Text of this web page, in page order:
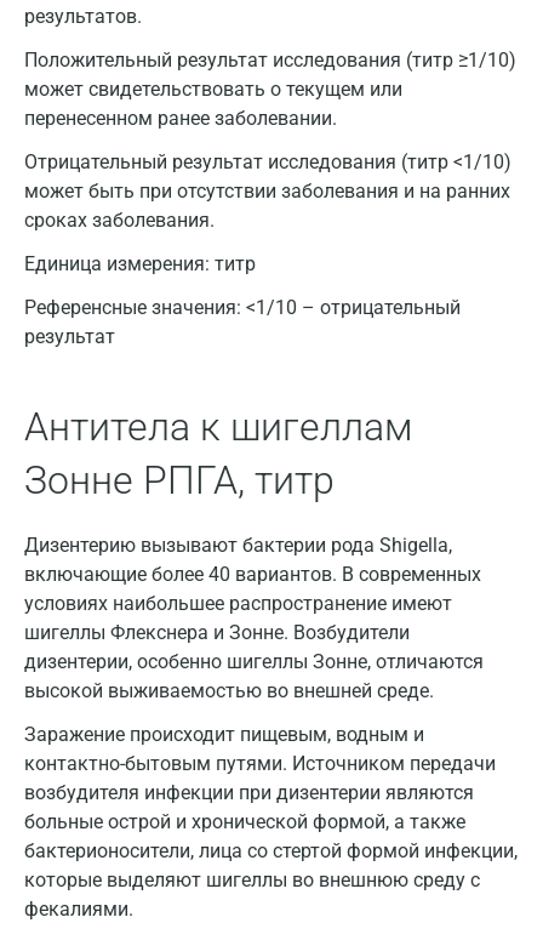
результатов.
Положительный результат исследования (титр ≥1/10)
может свидетельствовать о текущем или
перенесенном ранее заболевании.
Отрицательный результат исследования (титр <1/10)
может быть при отсутствии заболевания и на ранних
сроках заболевания.
Единица измерения: титр
Референсные значения: <1/10 – отрицательный
результат
Антитела к шигеллам
Зонне РПГА, титр
Дизентерию вызывают бактерии рода Shigella,
включающие более 40 вариантов. В современных
условиях наибольшее распространение имеют
шигеллы Флекснера и Зонне. Возбудители
дизентерии, особенно шигеллы Зонне, отличаются
высокой выживаемостью во внешней среде.
Заражение происходит пищевым, водным и
контактно-бытовым путями. Источником передачи
возбудителя инфекции при дизентерии являются
больные острой и хронической формой, а также
бактерионосители, лица со стертой формой инфекции,
которые выделяют шигеллы во внешнюю среду с
фекалиями.
Апрелевка
Армавир
Балашиха
Барнаул
Видное
Волгоград
Волжский
Воронеж
Всеволожск
Гатчина
Голубое
Дзержинск
Дзержинский
Дмитров